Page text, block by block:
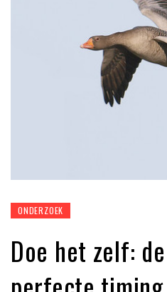
ONDERZOEK
Doe het zelf: